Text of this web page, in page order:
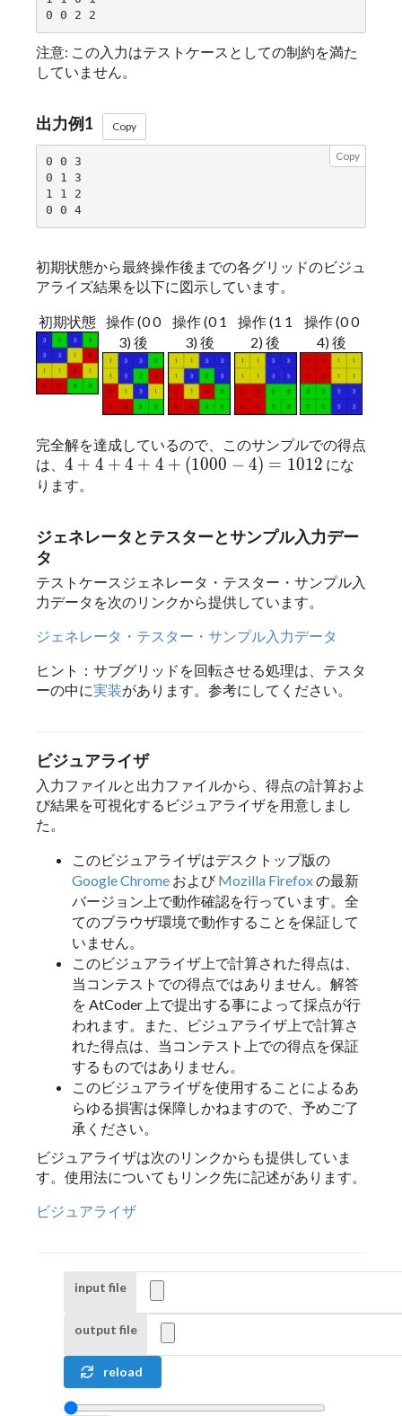
注意: この入力はテストケースとしての制約を満た
していません。
出力例1 Copy
Copy
0 0 3
0 1 3
1 1 2
0 0 4
初期状態から最終操作後までの各グリッドのビジュ
アライズ結果を以下に図示しています。
初期状態 操作 (0 0
3) 後
操作 (0 1
3) 後
操作 (1 1
2) 後
操作 (0 0
4) 後
完全解を達成しているので、このサンプルでの得点
は、 4 + 4 + 4 + 4 + (1000−4 ) = 1012
4 + 4 + 4 + 4 + (1000 - 4) = 1012
4 + 4 + 4 + 4 + (1000 − 4) = 1012 にな
ります。
ジェネレータとテスターとサンプル入力デー
タ
テストケースジェネレータ・テスター・サンプル入
力データを次のリンクから提供しています。
ジェネレータ・テスター・サンプル入力データ
ヒント：サブグリッドを回転させる処理は、テスタ
ーの中に実装があります。参考にしてください。
ビジュアライザ
入力ファイルと出力ファイルから、得点の計算およ
び結果を可視化するビジュアライザを用意しまし
た。
このビジュアライザはデスクトップ版の
Google Chrome およびMozilla Firefoxの最新
バージョン上で動作確認を行っています。全
てのブラウザ環境で動作することを保証して
いません。
このビジュアライザ上で計算された得点は、
当コンテストでの得点ではありません。解答
を AtCoder 上で提出する事によって採点が行
われます。また、ビジュアライザ上で計算さ
れた得点は、当コンテスト上での得点を保証
するものではありません。
このビジュアライザを使用することによるあ
らゆる損害は保障しかねますので、予めご了
承ください。
ビジュアライザは次のリンクからも提供していま
す。使用法についてもリンク先に記述があります。
ビジュアライザ
input file
output file
reload